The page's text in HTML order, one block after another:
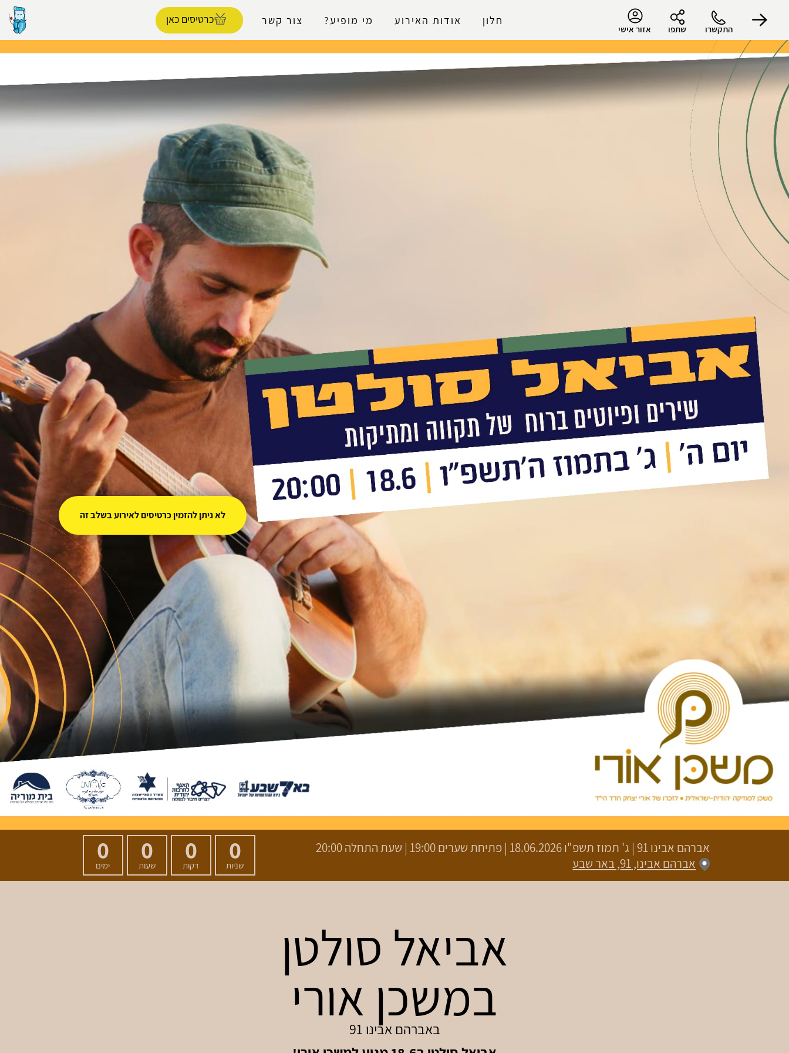
התקשרו שתפו אזור אישי
חלון אודות האירוע מי מופיע? צור קשר כרטיסים כאן
התנתק
אברהם אבינו 91 | ג' תמוז תשפ"ו18.06.2026 | פתיחת שערים 19:00 | שעת התחלה 20:00
אברהם אבינו, 91, באר שבע
0
שניות
0
דקות
0
שעות
0
ימים
אביאל סולטן
במשכן אורי
באברהם אבינו 91
לא ניתן להזמין כרטיסים לאירוע בשלב זה